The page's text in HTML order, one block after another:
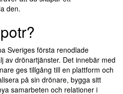
den.
Sveriges första renodlade
av drönartjänster. Det innebär med
ges tillgång till en plattform och
på sin drönare, bygga sitt
samarbeten och relationer i